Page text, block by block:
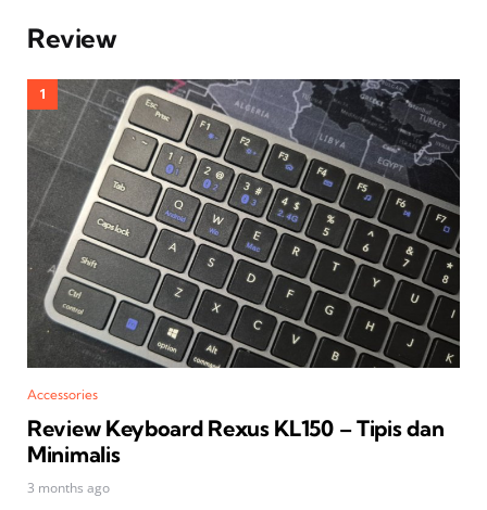
Review
Accessories
Review Keyboard Rexus KL150 – Tipis dan
Minimalis
3 months ago